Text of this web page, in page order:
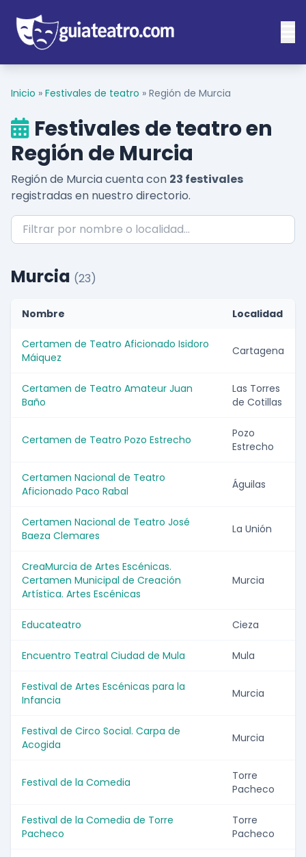
Inicio » Festivales de teatro » Región de Murcia
Festivales de teatro en
Región de Murcia
Región de Murcia cuenta con 23 festivales
registradas en nuestro directorio.
Murcia (23)
Nombre Localidad
Certamen de Teatro Aficionado Isidoro
Máiquez
Cartagena
Certamen de Teatro Amateur Juan
Baño
Las Torres
de Cotillas
Certamen de Teatro Pozo Estrecho
Pozo
Estrecho
Certamen Nacional de Teatro
Aficionado Paco Rabal
Águilas
Certamen Nacional de Teatro José
Baeza Clemares
La Unión
CreaMurcia de Artes Escénicas.
Certamen Municipal de Creación
Artística. Artes Escénicas
Murcia
Educateatro Cieza
Encuentro Teatral Ciudad de Mula Mula
Festival de Artes Escénicas para la
Infancia
Murcia
Festival de Circo Social. Carpa de
Acogida
Murcia
Festival de la Comedia
Torre
Pacheco
Festival de la Comedia de Torre
Pacheco
Torre
Pacheco